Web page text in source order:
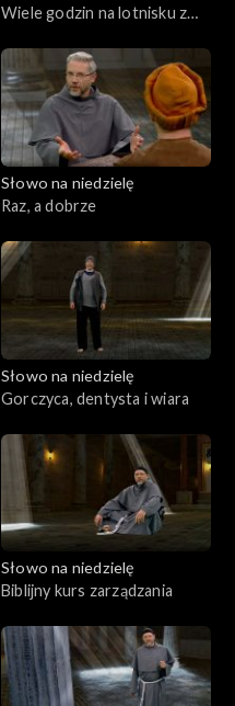
Wiele godzin na lotnisku z
Słowo na niedzielę
Raz, a dobrze
Słowo na niedzielę
Gorczyca, dentysta i wiara
Słowo na niedzielę
Biblijny kurs zarządzania